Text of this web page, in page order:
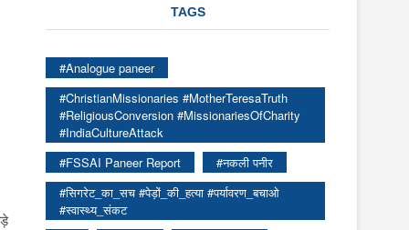
TAGS
#Analogue paneer
#ChristianMissionaries #MotherTeresaTruth
#ReligiousConversion #MissionariesOfCharity
#IndiaCultureAttack
#FSSAI Paneer Report
#नकली पनीर
#सिगरेट_का_सच #पेड़ों_की_हत्या #पर्यावरण_बचाओ
#स्वास्थ्य_संकट